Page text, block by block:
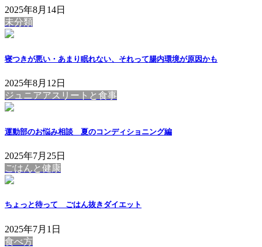
2025年8月14日
未分類
寝つきが悪い・あまり眠れない、それって腸内環境が原因かも
2025年8月12日
ジュニアアスリートと食事
運動部のお悩み相談 夏のコンディショニング編
2025年7月25日
ごはんと健康
ちょっと待って ごはん抜きダイエット
2025年7月1日
食べ方